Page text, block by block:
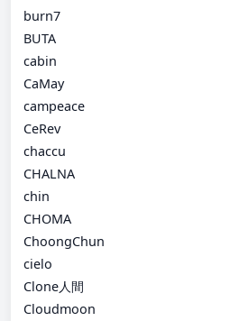
burn7
BUTA
cabin
CaMay
campeace
CeRev
chaccu
CHALNA
chin
CHOMA
ChoongChun
cielo
Clone人間
Cloudmoon